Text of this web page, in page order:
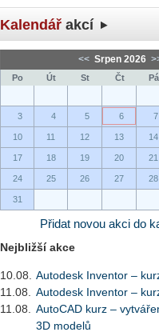
Kalendář akcí
<< Srpen 2026
Po Út St Čt Pá
3 4 5 6 7
10 11 12 13 14
17 18 19 20 21
24 25 26 27 28
31
Přidat novou akci do
Nejbližší akce
10.08.
Autodesk Inventor –
11.08.
Autodesk Inventor –
11.08.
AutoCAD kurz –
3D modelů